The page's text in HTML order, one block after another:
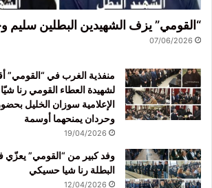
“القومي” يزف الشهيدين البطلين سليم
07/06/2026
منفذية الغرب في “القومي”
لشهيدة العطاء القومي رنا
الإعلامية سوزان الخليل
وحردان يمنحهما أوسمة
19/04/2026
وفد كبير من “القومي” يعزّي
البطلة رنا شيا حسيكي
12/04/2026